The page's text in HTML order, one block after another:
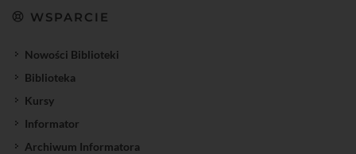
WSPARCIE
Nowości Biblioteki
Biblioteka
Kursy
Informator
Archiwum Informatora